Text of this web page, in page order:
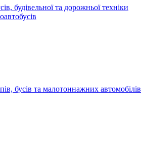
будівельної та дорожньої техніки
бусів та малотоннажних автомобілів